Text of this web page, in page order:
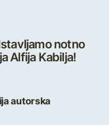
notno
Alfija Kabilja!
autorska